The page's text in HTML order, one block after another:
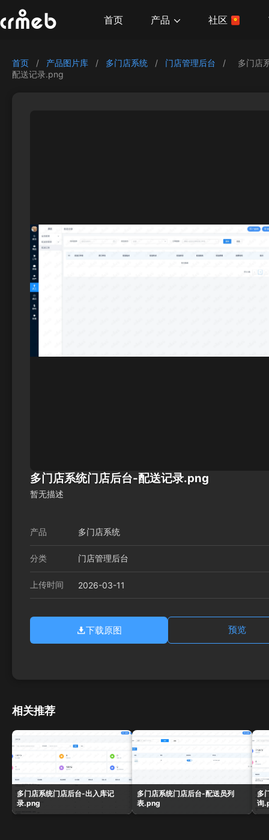
首页 产品 社区
首页 / 产品图片库 / 多门店系统 / 门店管理后台 /
多门店
配送记录.png
多门店系统门店后台-配送记录.png
暂无描述
产品 多门店系统
分类 门店管理后台
上传时间 2026-03-11
下载原图 预览
相关推荐
多门店系统门店后台-出入库记
录.png
多门店系统门店后台-配送员列
表.png
多
询